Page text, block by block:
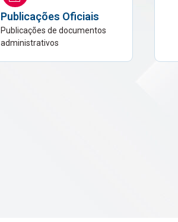
Publicações Oficiais
Publicações de documentos
administrativos